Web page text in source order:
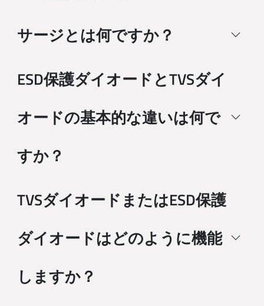
サージとは何ですか？
ESD保護ダイオードとTVSダイ
オードの基本的な違いは何で
すか？
TVSダイオードまたはESD保護
ダイオードはどのように機能
しますか？